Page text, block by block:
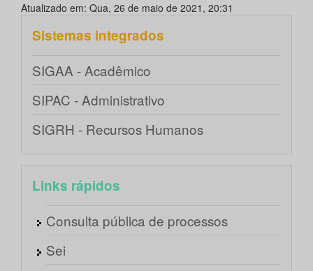
Atualizado em: Qua, 26 de maio de 2021, 20:31
Sistemas integrados
SIGAA - Acadêmico
SIPAC - Administrativo
SIGRH - Recursos Humanos
Links rápidos
Consulta pública de processos
Sei